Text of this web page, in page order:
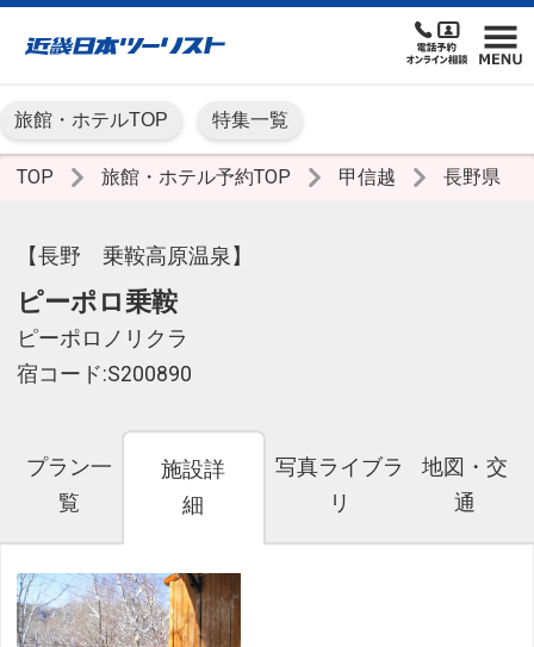
旅館・ホテルTOP 特集一覧
TOP 旅館・ホテル予約TOP 甲信越 長野県
【長野 乗鞍高原温泉】
ピーポロ乗鞍
ピーポロノリクラ
宿コード:S200890
プラン一
覧
施設詳
細
写真ライブラ
リ
地図・交
通